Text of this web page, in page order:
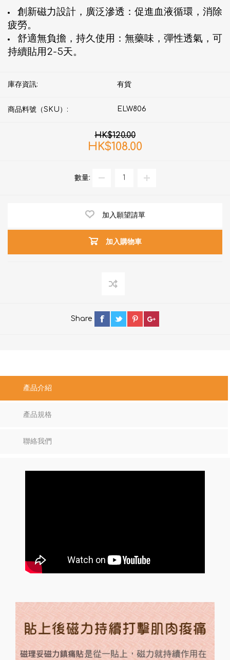
創新磁力設計，廣泛滲透：促進血液循環，消除
疲勞。
舒適無負擔，持久使用：無藥味，彈性透氣，可
持續貼用2-5天。
庫存資訊: 有貨
商品料號（SKU）: ELW806
HK$120.00
HK$108.00
數量:
加入願望請單
加入購物車
Share
產品介紹
產品規格
聯絡我們